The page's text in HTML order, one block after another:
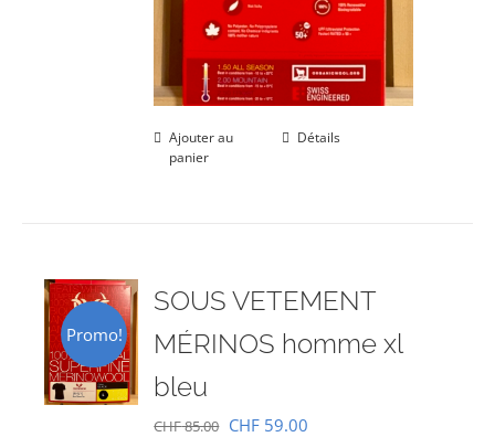
Ajouter au
panier
Détails
Promo!
SOUS VETEMENT
MÉRINOS homme xl
bleu
CHF85.00 Le
CHF 59.00